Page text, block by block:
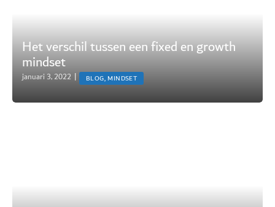
Het verschil tussen een fixed en growth
mindset
januari 3, 2022 | BLOG, MINDSET